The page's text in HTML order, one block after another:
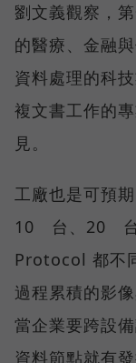
劉文義觀察，
的醫療、金融
資料處理的科
複文書工作的
見。
工廠也是可預
10 台、20 台
Protocol 都不
過程累積的影
當企業要跨設
資料節點就有發